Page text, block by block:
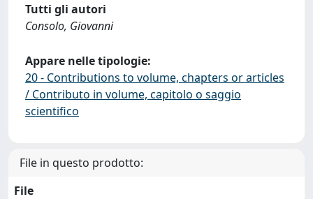
Tutti gli autori
Consolo, Giovanni
Appare nelle tipologie:
20 - Contributions to volume, chapters or articles
/ Contributo in volume, capitolo o saggio
scientifico
File in questo prodotto:
File